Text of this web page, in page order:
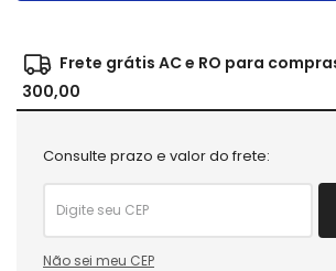
Frete grátis AC e RO para
300,00
Consulte prazo e valor do frete:
Não sei meu CEP